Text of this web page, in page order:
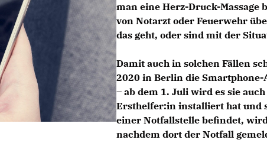
man eine Herz-Druck-
von Notarzt oder Feuerwehr
das geht, oder sind mit der
Damit auch in solchen Fällen
2020 in Berlin die Smartphone-
– ab dem 1. Juli wird es sie
Ersthelfer:in installiert hat und
einer Notfallstelle befindet,
nachdem dort der Notfall